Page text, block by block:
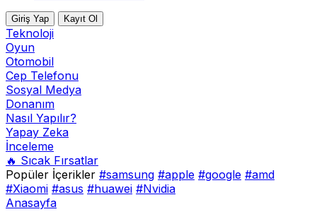
Giriş Yap Kayıt Ol
Teknoloji
Oyun
Otomobil
Cep Telefonu
Sosyal Medya
Donanım
Nasıl Yapılır?
Yapay Zeka
İnceleme
🔥 Sıcak Fırsatlar
Popüler İçerikler #samsung #apple #google #amd
#Xiaomi #asus #huawei #Nvidia
Anasayfa